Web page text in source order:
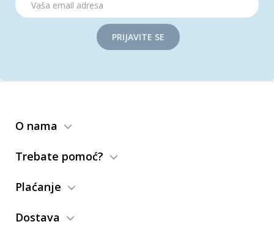
PRIJAVITE SE
O nama
Trebate pomoć?
Plaćanje
Dostava